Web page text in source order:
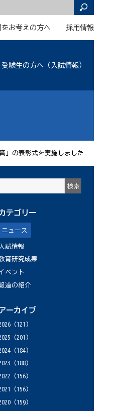
をお考えの方へ 採用情報
受験生の方へ（入試情報）
」の表彰式を実施しました
テゴリー
ニュース
入試情報
育研究成果
ベント
道の紹介
ーカイブ
(121)
(201)
(184)
(188)
(156)
(156)
(159)